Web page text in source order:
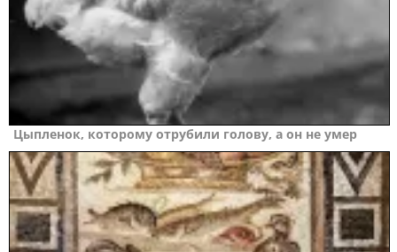
Цыпленок, которому отрубили голову, а он не умер